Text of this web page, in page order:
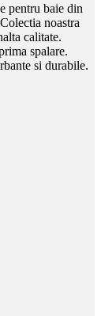
pentru baie din
noastra
calitate.
spalare.
si durabile.